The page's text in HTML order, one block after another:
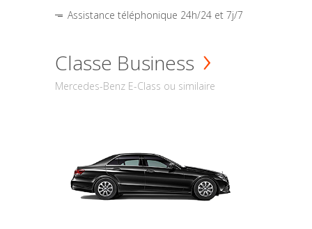
Assistance téléphonique 24h/24 et 7j/7
Classe Business
Mercedes-Benz E-Class ou similaire